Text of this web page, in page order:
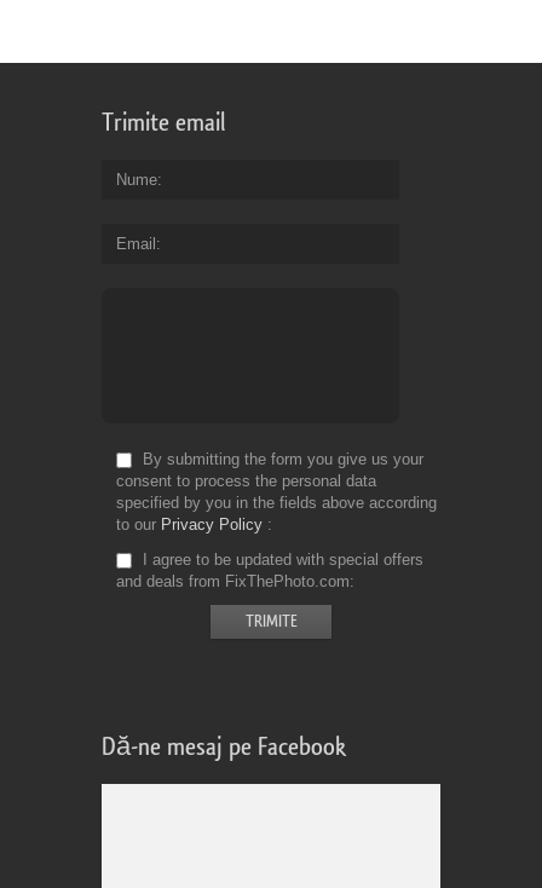
Trimite email
Nume
Email
By submitting the form you give us your
consent to process the personal data
specified by you in the fields above according
to our Privacy Policy
I agree to be updated with special offers
and deals from FixThePhoto.com
Dă-ne mesaj pe Facebook